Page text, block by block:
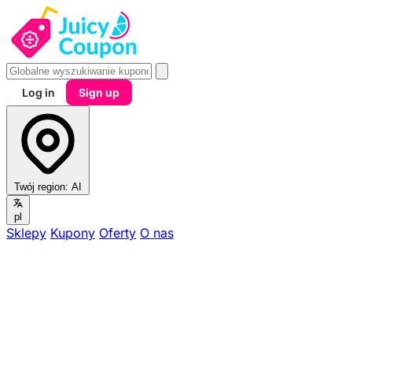
Log in Sign up
Twój region: AI
pl
Sklepy Kupony Oferty O nas